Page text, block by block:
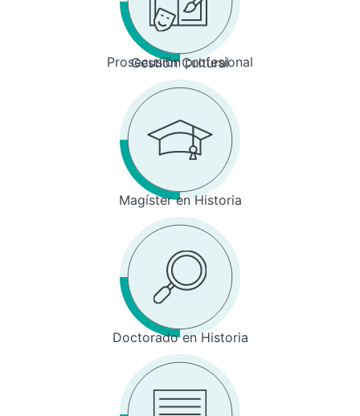
Prosecusión profesional
Gestión Cultural
Magíster en Historia
Doctorado en Historia